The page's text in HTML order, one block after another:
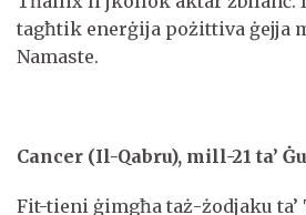
tagħtik enerġija pożittiva ġejja
Namaste.
Cancer (Il-Qabru), mill-21 ta’
Fit-tieni ġimgħa taż-żodjaku ta’